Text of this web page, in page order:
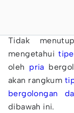
Tidak
mengetahuitipe
oleh pria
akan rangkum
bergolongan
dibawah ini.